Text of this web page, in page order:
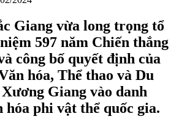
Giang vừa long trọng tổ
597 năm Chiến thắng
công bố quyết định của
hóa, Thể thao và Du
Giang vào danh
hóa phi vật thể quốc gia.